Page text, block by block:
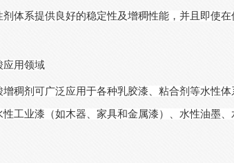
剂体系提供良好的稳定性及增稠性能，并且即使
应用领域
增稠剂可广泛应用于各种乳胶漆、粘合剂等水性
性工业漆（如木器、家具和金属漆）、水性油墨、